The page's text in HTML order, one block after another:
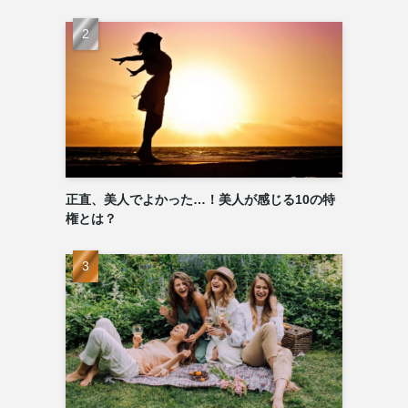
正直、美人でよかった…！美人が感じる10の特
権とは？